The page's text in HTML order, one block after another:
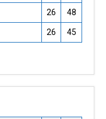
26 48
26 45